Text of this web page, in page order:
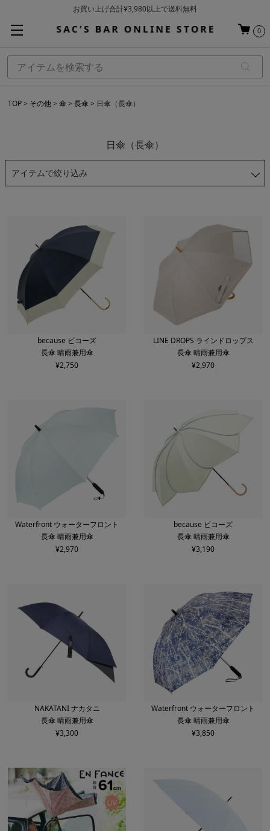
お買い上げ合計¥3,980以上で送料無料
当日～翌営業日を目安に順次発送（一部お取り寄せ商品を除く）
0
TOP その他 傘 長傘 日傘（長傘）
日傘（長傘）
アイテムで絞り込み
because ビコーズ
長傘 晴雨兼用傘
¥2,750
LINE DROPS ラインドロップス
長傘 晴雨兼用傘
¥2,970
Waterfront ウォーターフロント
長傘 晴雨兼用傘
¥2,970
because ビコーズ
長傘 晴雨兼用傘
¥3,190
NAKATANI ナカタニ
長傘 晴雨兼用傘
¥3,300
Waterfront ウォーターフロント
長傘 晴雨兼用傘
¥3,850